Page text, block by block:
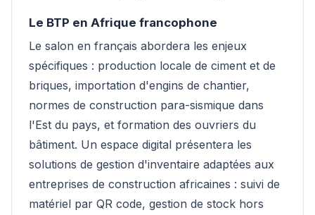
Le BTP en Afrique francophone
Le salon en français abordera les enjeux
spécifiques : production locale de ciment et de
briques, importation d'engins de chantier,
normes de construction para-sismique dans
l'Est du pays, et formation des ouvriers du
bâtiment. Un espace digital présentera les
solutions de gestion d'inventaire adaptées aux
entreprises de construction africaines : suivi de
matériel par QR code, gestion de stock hors